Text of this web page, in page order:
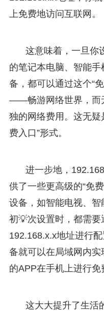
上免费地访问互联网。
这意味着，一旦你
的笔记本电脑、智能
备，都可以通过这个“
——畅游网络世界，而
独的网络费用。这无疑
费入口”形式。
进一步地，
供了一些更高级的“免
设备，如智能电视、
初💡次设置时，都需要
192.168.x.x地址进行
备就可以在局域网内
的APP在手机上进行免
这大大提升了生活